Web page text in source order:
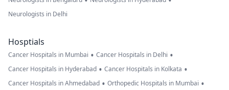
Neurologists in Delhi
Hosptials
Cancer Hospitals in Mumbai • Cancer Hospitals in Delhi •
Cancer Hospitals in Hyderabad • Cancer Hospitals in Kolkata •
Cancer Hospitals in Ahmedabad • Orthopedic Hospitals in Mumbai •